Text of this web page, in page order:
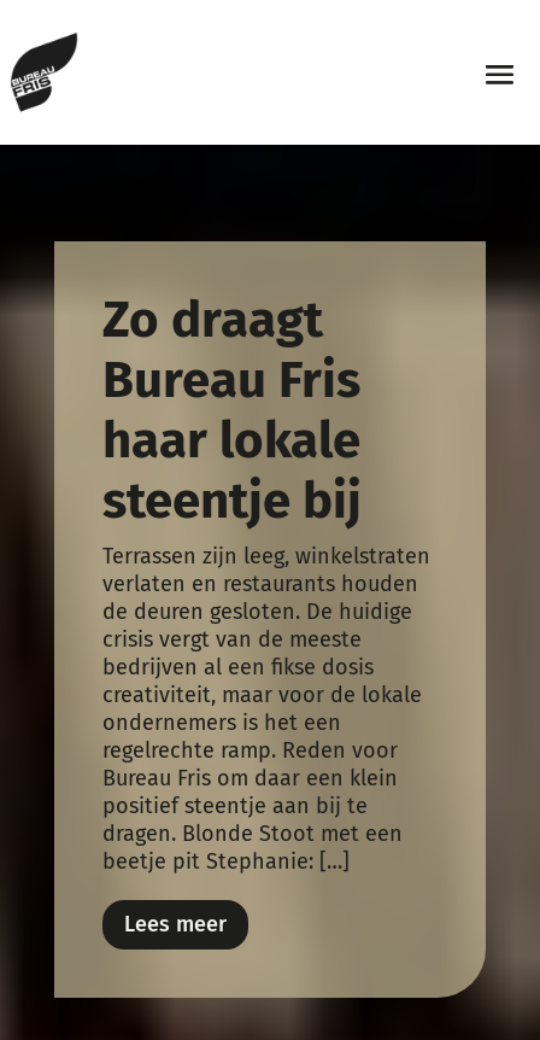
Zo draagt
Bureau Fris
haar lokale
steentje bij
Terrassen zijn leeg, winkelstraten
verlaten en restaurants houden
de deuren gesloten. De huidige
crisis vergt van de meeste
bedrijven al een fikse dosis
creativiteit, maar voor de lokale
ondernemers is het een
regelrechte ramp. Reden voor
Bureau Fris om daar een klein
positief steentje aan bij te
dragen. Blonde Stoot met een
beetje pit Stephanie: […]
Lees meer